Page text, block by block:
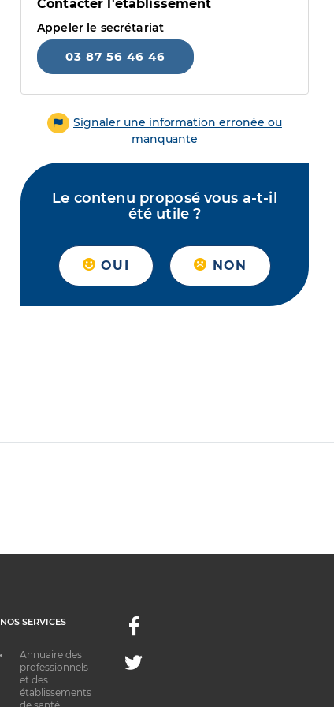
Contacter l'établissement
Appeler le secrétariat
03 87 56 46 46
Signaler une information erronée ou
manquante
Le contenu proposé vous a-t-il
été utile ?
OUI NON
NOS SERVICES
Annuaire des
professionnels
et des
établissements
Facebook
Twitter